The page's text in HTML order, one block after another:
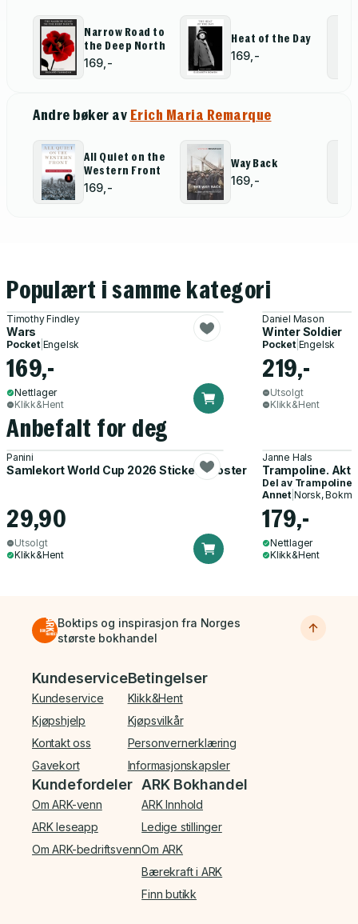
Narrow Road to
the Deep North
169,-
Heat of the Day
169,-
Andre bøker av Erich Maria Remarque
All Quiet on the
Western Front
169,-
Way Back
169,-
Populært i samme kategori
Timothy Findley
Wars
Pocket| Engelsk
169,-
Nettlager
Klikk&Hent
Daniel Mason
Winter Soldier
Pocket| Engelsk
219,-
Utsolgt
Klikk&Hent
Anbefalt for deg
Panini
Samlekort World Cup 2026 Sticker Booster
29,90
Utsolgt
Klikk&Hent
Janne Hals
Trampoline.
Del av Trampoline
Annet| Norsk,
179,-
Nettlager
Klikk&Hent
Boktips og inspirasjon fra Norges
største bokhandel
Bunnmeny
Kundeservice
Kundeservice
Kjøpshjelp
Kontakt oss
Gavekort
Betingelser
Klikk&Hent
Kjøpsvilkår
Personvernerklæring
Informasjonskapsler
Kundefordeler
Om ARK-venn
ARK leseapp
Om ARK-bedriftsvenn
ARK Bokhandel
ARK Innhold
Ledige stillinger
Om ARK
Bærekraft i ARK
Finn butikk